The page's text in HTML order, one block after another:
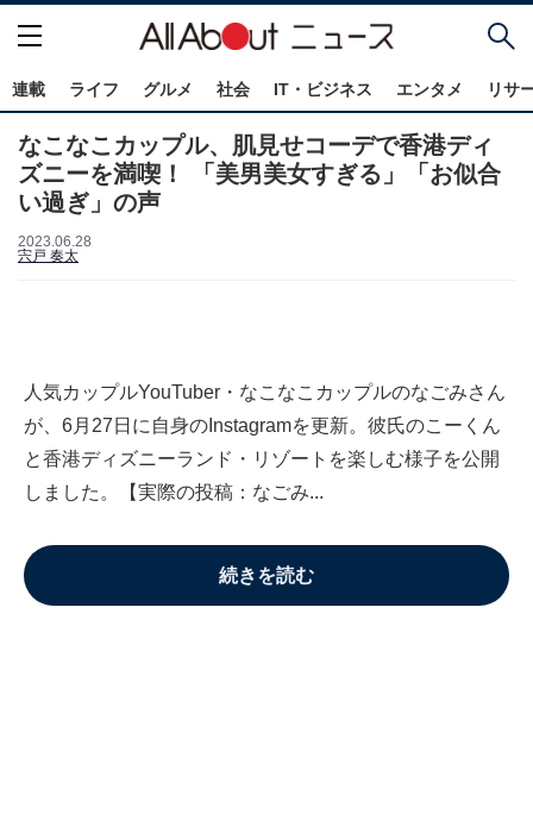
連載 ライフ グルメ 社会 IT・ビジネス エンタメ リサ
なこなこカップル、肌見せコーデで香港ディ
ズニーを満喫！ 「美男美女すぎる」「お似合
い過ぎ」の声
2023.06.28
宍戸 奏太
人気カップルYouTuber・なこなこカップルのなごみさん
が、6月27日に自身のInstagramを更新。彼氏のこーくん
と香港ディズニーランド・リゾートを楽しむ様子を公開
しました。【実際の投稿：なごみ...
続きを読む